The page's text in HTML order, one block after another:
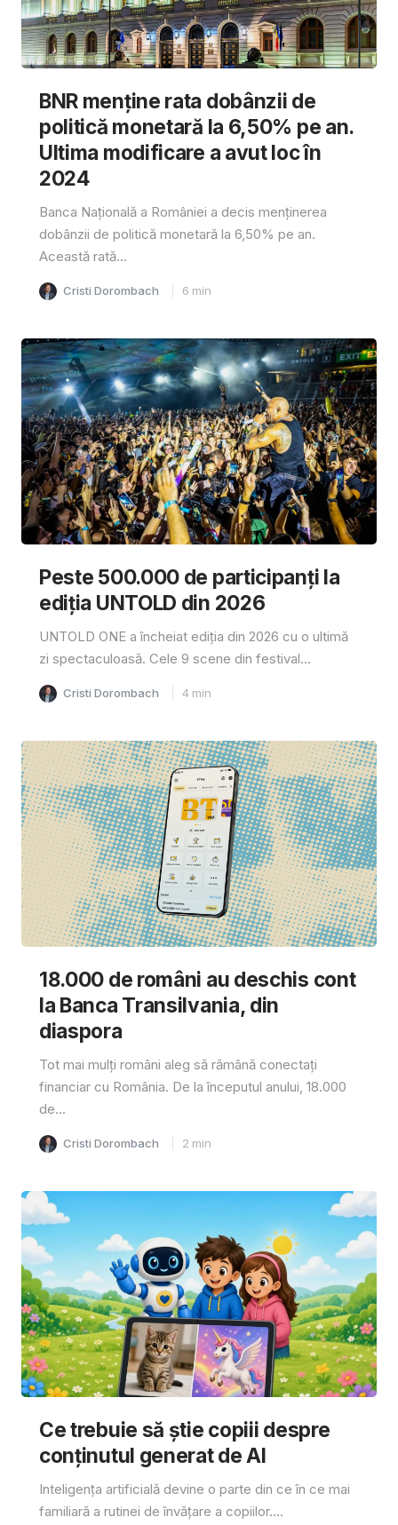
BNR menține rata dobânzii de
politică monetară la 6,50% pe an.
Ultima modificare a avut loc în
2024
Banca Națională a României a decis menținerea
dobânzii de politică monetară la 6,50% pe an.
Această rată...
Cristi Dorombach 6 min
Peste 500.000 de participanți la
ediția UNTOLD din 2026
UNTOLD ONE a încheiat ediția din 2026 cu o ultimă
zi spectaculoasă. Cele 9 scene din festival...
Cristi Dorombach 4 min
18.000 de români au deschis cont
la Banca Transilvania, din
diaspora
Tot mai mulți români aleg să rămână conectați
financiar cu România. De la începutul anului, 18.000
de...
Cristi Dorombach 2 min
Ce trebuie să știe copiii despre
conținutul generat de AI
Inteligența artificială devine o parte din ce în ce mai
familiară a rutinei de învățare a copiilor....